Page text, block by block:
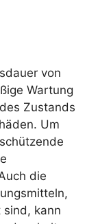
von
Wartung
Zustands
Um
die
kann